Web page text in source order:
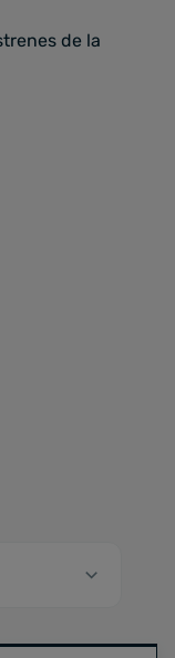
de la